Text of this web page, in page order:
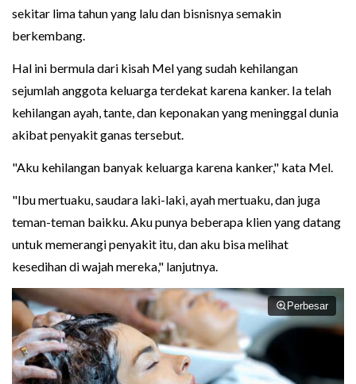
sekitar lima tahun yang lalu dan bisnisnya semakin
berkembang.
Hal ini bermula dari kisah Mel yang sudah kehilangan
sejumlah anggota keluarga terdekat karena kanker. Ia telah
kehilangan ayah, tante, dan keponakan yang meninggal dunia
akibat penyakit ganas tersebut.
"Aku kehilangan banyak keluarga karena kanker," kata Mel.
"Ibu mertuaku, saudara laki-laki, ayah mertuaku, dan juga
teman-teman baikku. Aku punya beberapa klien yang datang
untuk memerangi penyakit itu, dan aku bisa melihat
kesedihan di wajah mereka," lanjutnya.
Perbesar